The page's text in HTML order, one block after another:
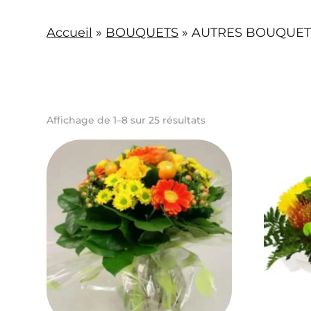
Accueil » BOUQUETS »AUTRES
Affichage de 1–8 sur 25 résultats